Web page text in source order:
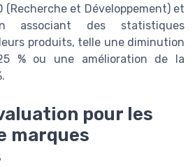
(Recherche et Développement) et
associant des statistiques
produits, telle une diminution
% ou une amélioration de la
pour les
marques